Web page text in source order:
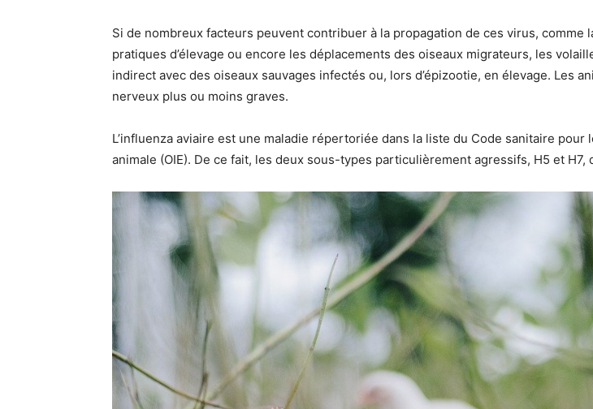
Si de nombreux facteurs peuvent contribuer à la propagation de ces virus,
pratiques d’élevage ou encore les déplacements des oiseaux migrateurs, les
indirect avec des oiseaux sauvages infectés ou, lors d’épizootie, en élevage. Les
nerveux plus ou moins graves.
L’influenza aviaire est une maladie répertoriée dans la liste du Code sanitaire
animale (OIE). De ce fait, les deux sous-types particulièrement agressifs, H5 et H7,